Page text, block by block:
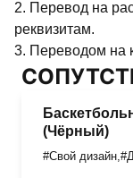
2. Перевод на
реквизитам.
3. Переводом на
(Чёрный)
#Свой дизайн